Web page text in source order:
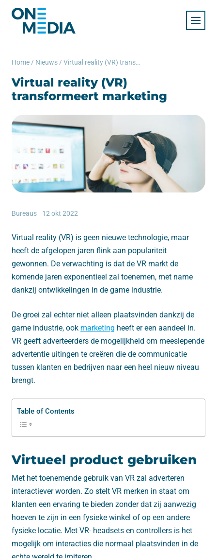
Home / Nieuws / Virtual reality (VR) transformeert marketing
Virtual reality (VR)
transformeert marketing
Bureaus 12 okt 2022
Virtual reality (VR) is geen nieuwe technologie, maar
heeft de afgelopen jaren flink aan populariteit
gewonnen. De verwachting is dat de VR markt de
komende jaren exponentieel zal toenemen, met name
dankzij ontwikkelingen in de game industrie.
De groei zal echter niet alleen plaatsvinden dankzij de
game industrie, ook marketing heeft er een aandeel in.
VR geeft adverteerders de mogelijkheid om meeslepende
advertentie uitingen te creëren die de communicatie
tussen klanten en bedrijven naar een heel nieuw niveau
brengt.
Table of Contents
Virtueel product gebruiken
Met het toenemende gebruik van VR zal adverteren
interactiever worden. Zo stelt VR merken in staat om
klanten een ervaring te bieden zonder dat zij aanwezig
hoeven te zijn in een fysieke winkel of op een andere
fysieke locatie. Met VR- headsets en controllers is het
mogelijk om interacties die normaal plaatsvinden in de